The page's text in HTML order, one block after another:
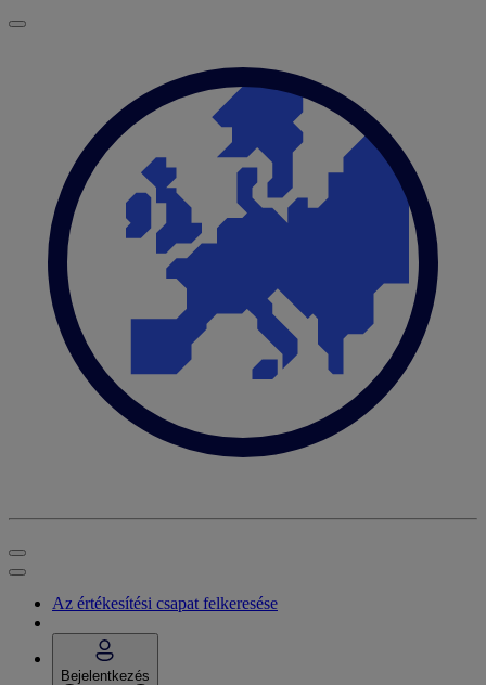
Az értékesítési csapat felkeresése
Bejelentkezés